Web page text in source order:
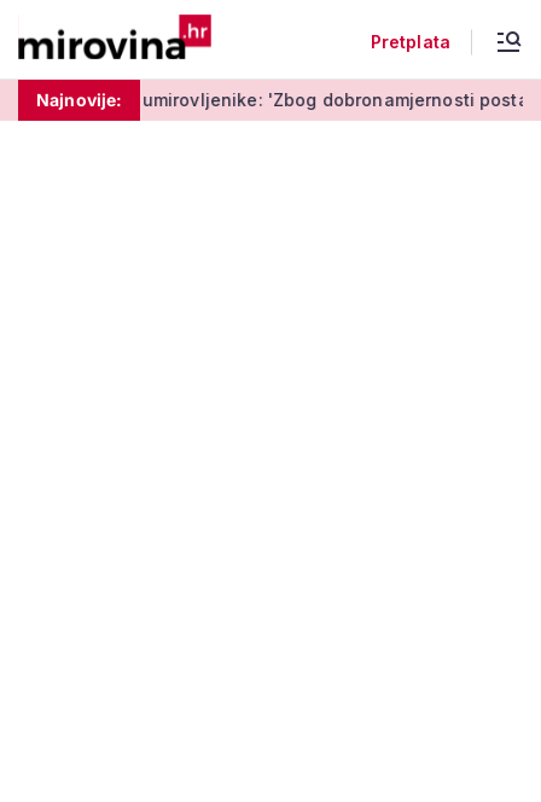
Pretplata
Najnovije:'Zbog dobronamjernosti postaju meta prijevare'